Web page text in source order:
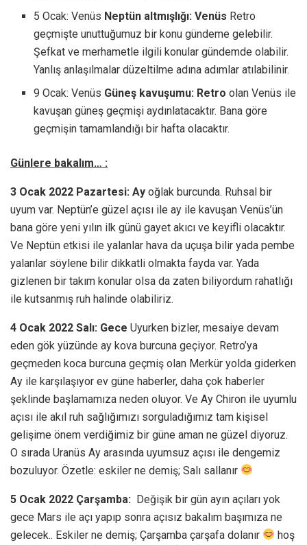
5 Ocak: Venüs Neptün altmışlığı: Venüs Retro
geçmişte unuttuğumuz bir konu gündeme gelebilir.
Şefkat ve merhametle ilgili konular gündemde olabilir.
Yanlış anlaşılmalar düzeltilme adına adımlar atılabilinir.
9 Ocak: Venüs Güneş kavuşumu: Retro olan Venüs ile
kavuşan güneş geçmişi aydınlatacaktır. Bana göre
geçmişin tamamlandığı bir hafta olacaktır.
Günlere bakalım… :
3 Ocak 2022 Pazartesi: Ay oğlak burcunda. Ruhsal bir
uyum var. Neptün’e güzel açısı ile ay ile kavuşan Venüs’ün
bana göre yeni yılın ilk günü gayet akıcı ve keyifli olacaktır.
Ve Neptün etkisi ile yalanlar hava da uçuşa bilir yada pembe
yalanlar söylene bilir dikkatli olmakta fayda var. Yada
gizlenen bir takım konular olsa da zaten biliyordum rahatlığı
ile kutsanmış ruh halinde olabiliriz.
4 Ocak 2022 Salı: Gece Uyurken bizler, mesaiye devam
eden gök yüzünde ay kova burcuna geçiyor. Retro’ya
geçmeden koca burcuna geçmiş olan Merkür yolda giderken
Ay ile karşılaşıyor ev güne haberler, daha çok haberler
şeklinde başlamamıza neden oluyor. Ve Ay Chiron ile uyumlu
açısı ile akıl ruh sağlığımızı sorguladığımız tam kişisel
gelişime önem verdiğimiz bir güne aman ne güzel diyoruz.
O sırada Uranüs Ay arasında uyumsuz açısı ile dengemiz
bozuluyor. Özetle: eskiler ne demiş; Salı sallanır
5 Ocak 2022 Çarşamba: Değişik bir gün ayın açıları yok
gece Mars ile açı yapıp sonra açısız bakalım başımıza ne
gelecek.. Eskiler ne demiş; Çarşamba çarşafa dolanır
hoş